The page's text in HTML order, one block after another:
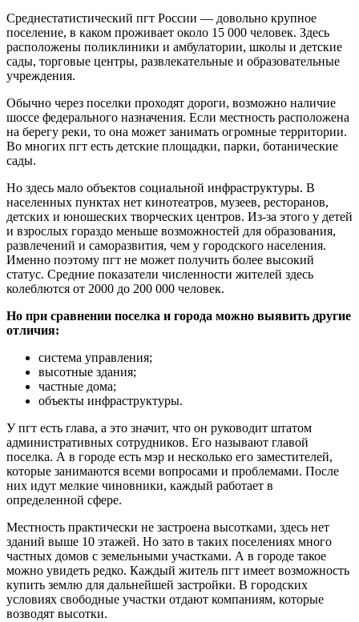
Среднестатистический пгт России — довольно крупное
поселение, в каком проживает около 15 000 человек. Здесь
расположены поликлиники и амбулатории, школы и детские
сады, торговые центры, развлекательные и образовательные
учреждения.
Обычно через поселки проходят дороги, возможно наличие
шоссе федерального назначения. Если местность расположена
на берегу реки, то она может занимать огромные территории.
Во многих пгт есть детские площадки, парки, ботанические
сады.
Но здесь мало объектов социальной инфраструктуры. В
населенных пунктах нет кинотеатров, музеев, ресторанов,
детских и юношеских творческих центров. Из-за этого у детей
и взрослых гораздо меньше возможностей для образования,
развлечений и саморазвития, чем у городского населения.
Именно поэтому пгт не может получить более высокий
статус. Средние показатели численности жителей здесь
колеблются от 2000 до 200 000 человек.
Но при сравнении поселка и города можно выявить другие
отличия:
система управления;
высотные здания;
частные дома;
объекты инфраструктуры.
У пгт есть глава, а это значит, что он руководит штатом
административных сотрудников. Его называют главой
поселка. А в городе есть мэр и несколько его заместителей,
которые занимаются всеми вопросами и проблемами. После
них идут мелкие чиновники, каждый работает в
определенной сфере.
Местность практически не застроена высотками, здесь нет
зданий выше 10 этажей. Но зато в таких поселениях много
частных домов с земельными участками. А в городе такое
можно увидеть редко. Каждый житель пгт имеет возможность
купить землю для дальнейшей застройки. В городских
условиях свободные участки отдают компаниям, которые
возводят высотки.